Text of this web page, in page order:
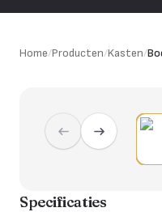
Home/Producten/Kasten/
Specificaties